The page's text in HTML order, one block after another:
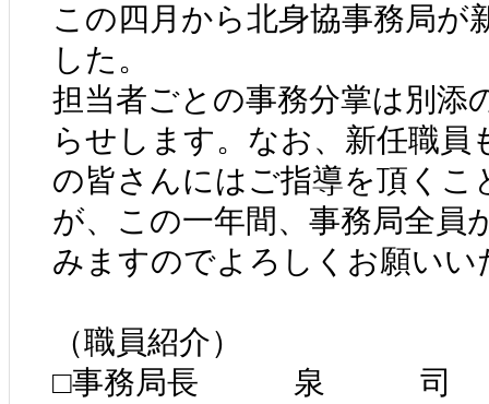
この四月から北身協事務局が
した。
担当者ごとの事務分掌は別添
らせします。なお、新任職員
の皆さんにはご指導を頂くこ
が、この一年間、事務局全員
みますのでよろしくお願いい
（職員紹介）
□事務局長 泉 司